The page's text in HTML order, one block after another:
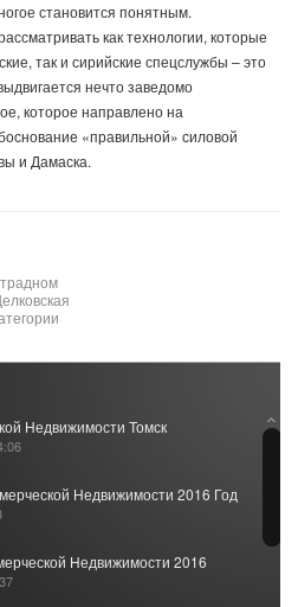
становится понятным.
как технологии, которые
так и сирийские спецслужбы – это
нечто заведомо
которое направлено на
«правильной» силовой
и Дамаска.
Недвижимости Томск
Недвижимости 2016 Год
Недвижимости 2016